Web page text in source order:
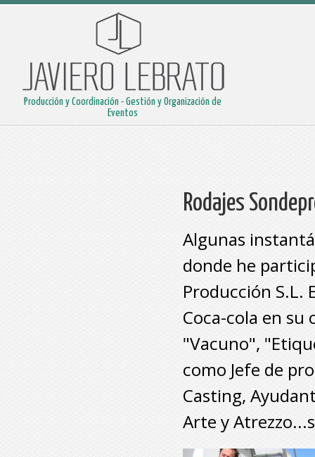
Producción y Coordinación - Gestión y Organización de
Eventos
Rodajes
Algunas
donde he
Producción S.L.
Coca-cola en
"Vacuno",
como Jefe de
Casting,
Arte y